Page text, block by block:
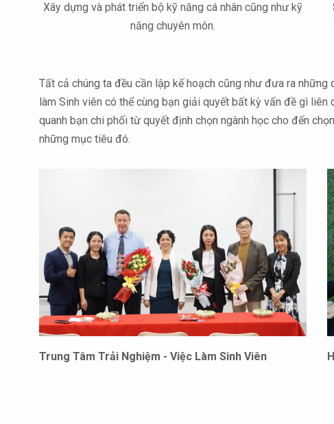
Xây dựng và phát triển bộ kỹ năng cá nhân cũng như kỹ
năng chuyên môn.
Tất cả chúng ta đều cần lập kế hoạch cũng như đưa ra
làm Sinh viên có thể cùng bạn giải quyết bất kỳ vấn đề gì liên
quanh bạn chi phối từ quyết định chọn ngành học cho đến
những mục tiêu đó.
Trung Tâm Trải Nghiệm - Việc Làm Sinh Viên